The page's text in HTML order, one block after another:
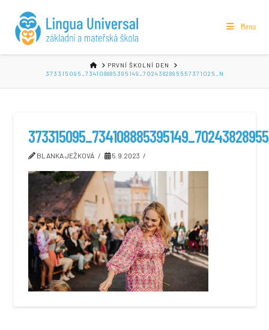
Menu
HOMEPRVNÍ ŠKOLNÍ DEN
373315095_734108885395149_7024382895557371025_N
BLANKA JEŽKOVÁ 5.9.2023